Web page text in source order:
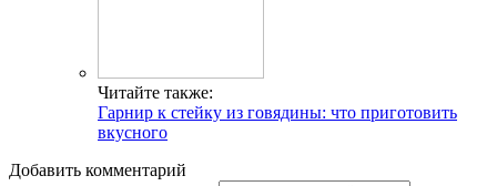
Читайте также:
Гарнир к стейку из говядины: что приготовить
вкусного
Добавить комментарий